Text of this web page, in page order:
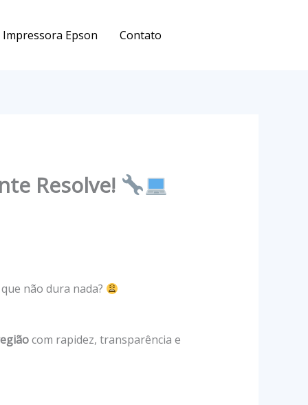
Impressora Epson Contato
Resolve!
não dura nada?
com rapidez, transparência e